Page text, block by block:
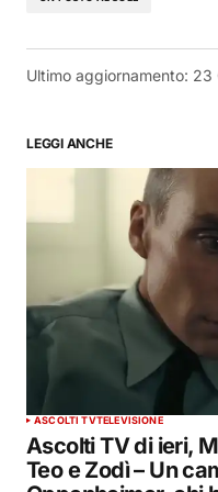
Ultimo aggiornamento: 23
LEGGI ANCHE
ASCOLTI TVTELEVISIONE
Ascolti TV di ieri,
Teo e Zodì – Un